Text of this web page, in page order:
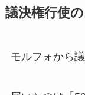
議決権行使
モルフォから